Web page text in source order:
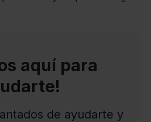
aquí para
de ayudarte y